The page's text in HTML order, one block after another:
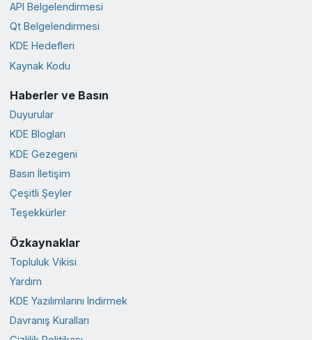
API Belgelendirmesi
Qt Belgelendirmesi
KDE Hedefleri
Kaynak Kodu
Haberler ve Basın
Duyurular
KDE Blogları
KDE Gezegeni
Basın İletişim
Çeşitli Şeyler
Teşekkürler
Özkaynaklar
Topluluk Vikisi
Yardım
KDE Yazılımlarını İndirmek
Davranış Kuralları